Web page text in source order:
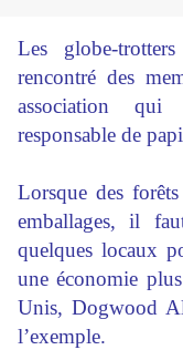
Les globe-
rencontré des
association
responsable de
Lorsque des
emballages, il
quelques locaux
une économie
Unis, Dogwood
l’exemple.